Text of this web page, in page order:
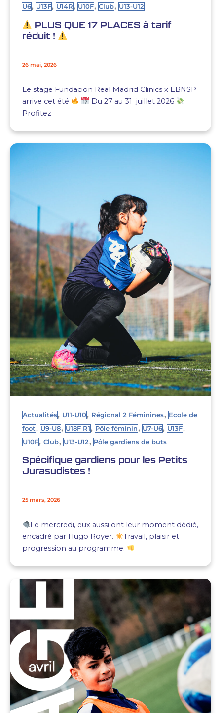
U6, U13F, U14R, U10F, Club, U13-U12
PLUS QUE 17 PLACES à tarif
réduit !
26 mai, 2026
Le stage Fundacion Real Madrid Clinics x EBNSP
arrive cet été
Du 27 au 31 juillet 2026
Profitez
Actualités, U11-U10, Régional 2 Féminines, Ecole de
foot, U9-U8, U18F R1, Pôle féminin, U7-U6, U13F,
U10F, Club, U13-U12, Pôle gardiens de buts
Spécifique gardiens pour les Petits
Jurasudistes !
25 mars, 2026
Le mercredi, eux aussi ont leur moment dédié,
encadré par Hugo Royer.
Travail, plaisir et
progression au programme.